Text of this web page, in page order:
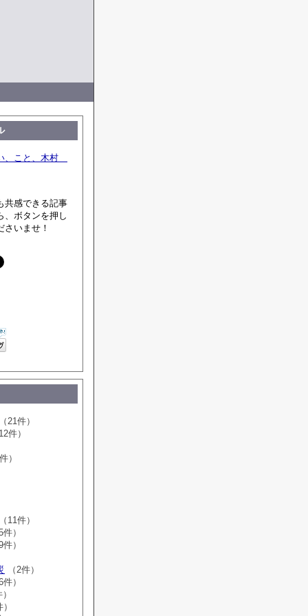
、こと、木村
共感できる記事
、ボタンを押し
さいませ！
21件）
件）
）
11件）
）
）
（2件）
）